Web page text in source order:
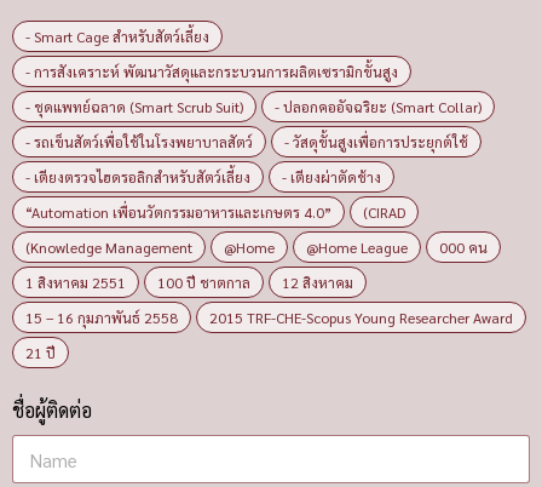
- Smart Cage สำหรับสัตว์เลี้ยง
- การสังเคราะห์ พัฒนาวัสดุและกระบวนการผลิตเซรามิกขั้นสูง
- ชุดแพทย์ฉลาด (Smart Scrub Suit)
- ปลอกคออัจฉริยะ (Smart Collar)
- รถเข็นสัตว์เพื่อใช้ในโรงพยาบาลสัตว์
- วัสดุขั้นสูงเพื่อการประยุกต์ใช้
- เตียงตรวจไฮดรอลิกสำหรับสัตว์เลี้ยง
- เตียงผ่าตัดช้าง
“Automation เพื่อนวัตกรรมอาหารและเกษตร 4.0”
(CIRAD
(Knowledge Management
@Home @Home League
000 คน
1 สิงหาคม 2551
100 ปี ชาตกาล
12 สิงหาคม
15 – 16 กุมภาพันธ์ 2558
2015 TRF-CHE-Scopus Young Researcher Award
21 ปี
ชื่อผู้ติดต่อ